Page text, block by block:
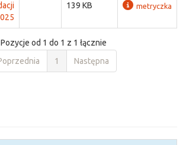
139 KB metryczka
Pozycje od 1 do 1 z 1 łącznie
1 Następna